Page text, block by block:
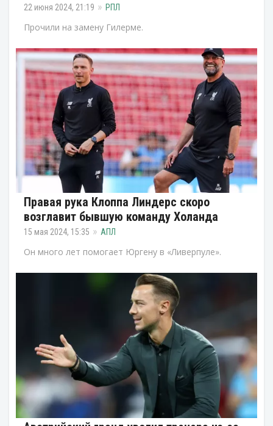
22 июня 2024, 21:19 РПЛ
Прочили на замену Гилерме.
Правая рука Клоппа Линдерс скоро
возглавит бывшую команду Холанда
15 мая 2024, 15:35 АПЛ
Он много лет помогает Юргену в «Ливерпуле».